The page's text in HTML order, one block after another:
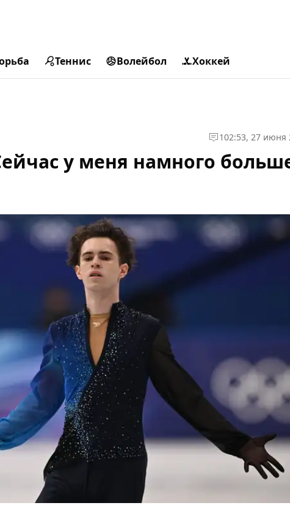
Теннис Волейбол Хоккей
102:53, 27 июня
у меня намного